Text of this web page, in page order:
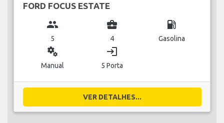
FORD FOCUS ESTATE
group
5
business_center
4
local_gas_station
Gasolina
miscellaneous_services
Manual
login
5 Porta
VER DETALHES...